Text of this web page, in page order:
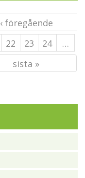
‹ föregående
22 23 24
…
sista »